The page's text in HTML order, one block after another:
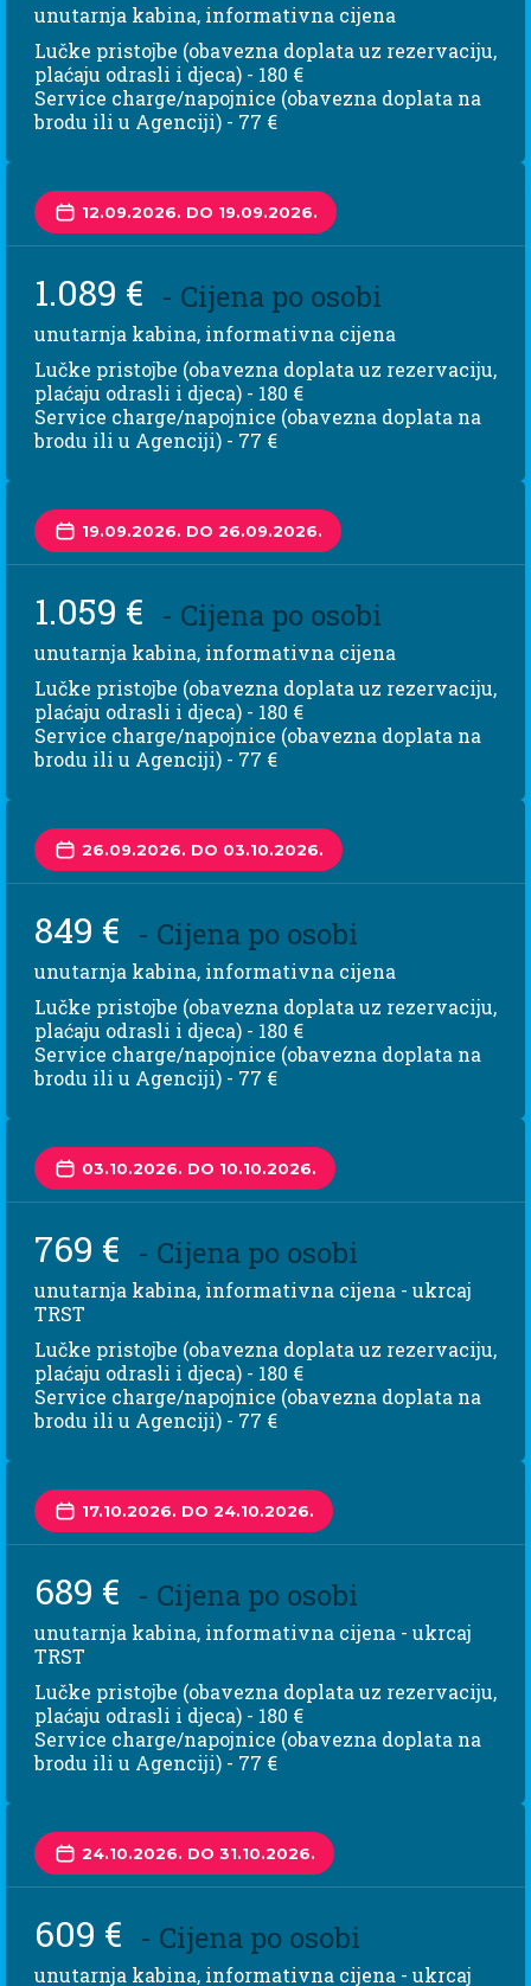
unutarnja kabina, informativna cijena
Lučke pristojbe (obavezna doplata uz rezervaciju,
plaćaju odrasli i djeca) - 180 €
Service charge/napojnice (obavezna doplata na
brodu ili u Agenciji) - 77 €
12.09.2026. DO 19.09.2026.
1.089 € - Cijena po osobi
unutarnja kabina, informativna cijena
Lučke pristojbe (obavezna doplata uz rezervaciju,
plaćaju odrasli i djeca) - 180 €
Service charge/napojnice (obavezna doplata na
brodu ili u Agenciji) - 77 €
19.09.2026. DO 26.09.2026.
1.059 € - Cijena po osobi
unutarnja kabina, informativna cijena
Lučke pristojbe (obavezna doplata uz rezervaciju,
plaćaju odrasli i djeca) - 180 €
Service charge/napojnice (obavezna doplata na
brodu ili u Agenciji) - 77 €
26.09.2026. DO 03.10.2026.
849 € - Cijena po osobi
unutarnja kabina, informativna cijena
Lučke pristojbe (obavezna doplata uz rezervaciju,
plaćaju odrasli i djeca) - 180 €
Service charge/napojnice (obavezna doplata na
brodu ili u Agenciji) - 77 €
03.10.2026. DO 10.10.2026.
769 € - Cijena po osobi
unutarnja kabina, informativna cijena - ukrcaj
TRST
Lučke pristojbe (obavezna doplata uz rezervaciju,
plaćaju odrasli i djeca) - 180 €
Service charge/napojnice (obavezna doplata na
brodu ili u Agenciji) - 77 €
17.10.2026. DO 24.10.2026.
689 € - Cijena po osobi
unutarnja kabina, informativna cijena - ukrcaj
TRST
Lučke pristojbe (obavezna doplata uz rezervaciju,
plaćaju odrasli i djeca) - 180 €
Service charge/napojnice (obavezna doplata na
brodu ili u Agenciji) - 77 €
24.10.2026. DO 31.10.2026.
609 € - Cijena po osobi
unutarnja kabina, informativna cijena - ukrcaj